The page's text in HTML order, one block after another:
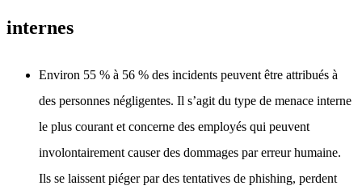
internes
Environ 55 % à 56 % des incidents peuvent être attribués à
des personnes négligentes. Il s’agit du type de menace interne
le plus courant et concerne des employés qui peuvent
involontairement causer des dommages par erreur humaine.
Ils se laissent piéger par des tentatives de phishing, perdent